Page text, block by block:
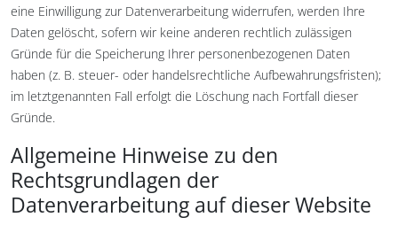
eine Einwilligung zur Datenverarbeitung widerrufen, werden Ihre
Daten gelöscht, sofern wir keine anderen rechtlich zulässigen
Gründe für die Speicherung Ihrer personenbezogenen Daten
haben (z. B. steuer- oder handelsrechtliche Aufbewahrungsfristen);
im letztgenannten Fall erfolgt die Löschung nach Fortfall dieser
Gründe.
Allgemeine Hinweise zu den
Rechtsgrundlagen der
Datenverarbeitung auf dieser Website